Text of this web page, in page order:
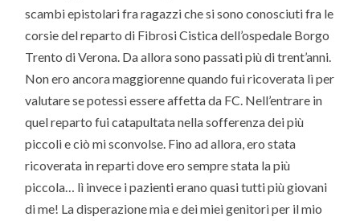
scambi epistolari fra ragazzi che si sono conosciuti fra le
corsie del reparto di Fibrosi Cistica dell’ospedale Borgo
Trento di Verona. Da allora sono passati più di trent’anni.
Non ero ancora maggiorenne quando fui ricoverata lì per
valutare se potessi essere affetta da FC. Nell’entrare in
quel reparto fui catapultata nella sofferenza dei più
piccoli e ciò mi sconvolse. Fino ad allora, ero stata
ricoverata in reparti dove ero sempre stata la più
piccola… lì invece i pazienti erano quasi tutti più giovani
di me! La disperazione mia e dei miei genitori per il mio